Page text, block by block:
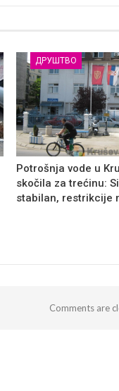
ДРУШТВО
Potrošnja vode u
skočila za trećinu:
stabilan, restrikcije
Comments are